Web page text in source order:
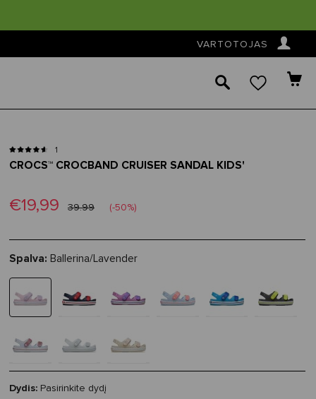
VARTOTOJAS 👤
🔎
1
CROCS™ CROCBAND CRUISER SANDAL KIDS'
€19,99 39.99 (-50%)
Spalva: Ballerina/Lavender
Dydis: Pasirinkite dydį